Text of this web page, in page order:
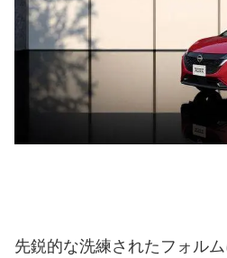
先鋭的な洗練されたフォルム